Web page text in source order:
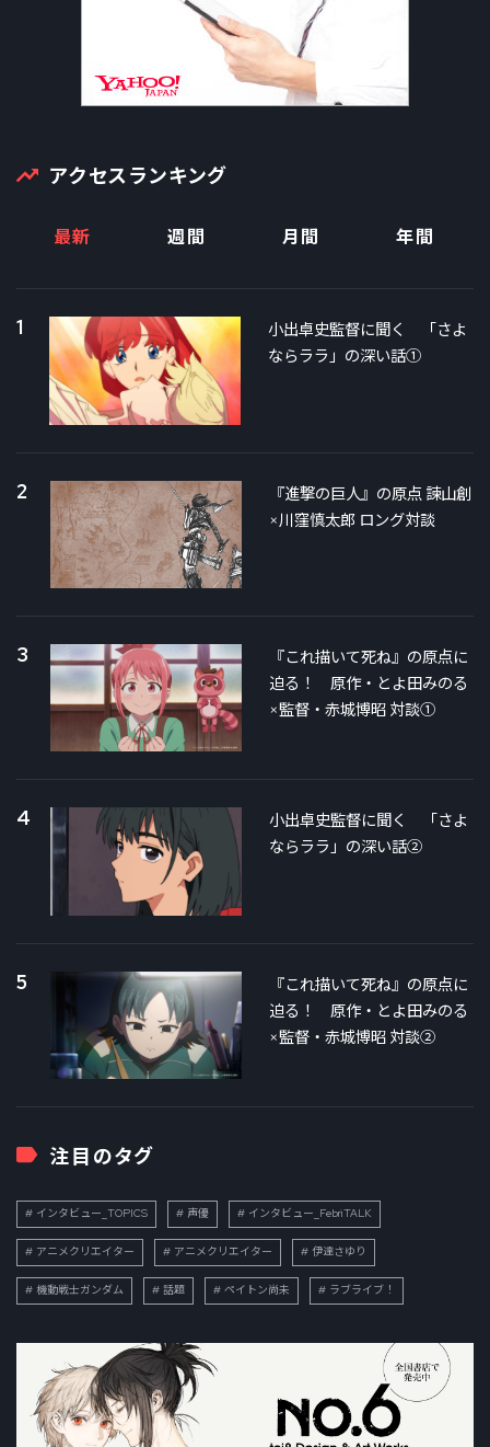
アクセスランキング
最新 週間 月間 年間
1
小出卓史監督に聞く 「さよ
ならララ」の深い話①
2
『進撃の巨人』の原点 諫山創
×川窪慎太郎 ロング対談
3
『これ描いて死ね』の原点に
迫る！ 原作・とよ田みのる
×監督・赤城博昭 対談①
4
小出卓史監督に聞く 「さよ
ならララ」の深い話②
5
『これ描いて死ね』の原点に
迫る！ 原作・とよ田みのる
×監督・赤城博昭 対談②
注目のタグ
インタビュー_TOPICS 声優 インタビュー_FebriTALK
アニメクリエイター アニメクリエイター 伊達さゆり
機動戦士ガンダム 話題 ペイトン尚未 ラブライブ！